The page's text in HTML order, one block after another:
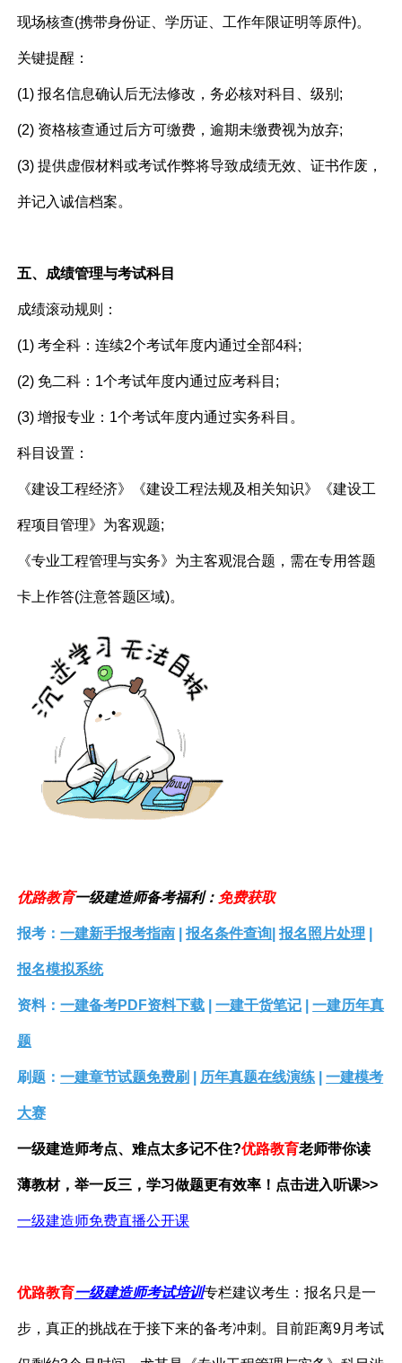
现场核查(携带身份证、学历证、工作年限证明等原件)。
关键提醒：
(1) 报名信息确认后无法修改，务必核对科目、级别;
(2) 资格核查通过后方可缴费，逾期未缴费视为放弃;
(3) 提供虚假材料或考试作弊将导致成绩无效、证书作废，
并记入诚信档案。
五、成绩管理与考试科目
成绩滚动规则：
(1) 考全科：连续2个考试年度内通过全部4科;
(2) 免二科：1个考试年度内通过应考科目;
(3) 增报专业：1个考试年度内通过实务科目。
科目设置：
《建设工程经济》《建设工程法规及相关知识》《建设工
程项目管理》为客观题;
《专业工程管理与实务》为主客观混合题，需在专用答题
卡上作答(注意答题区域)。
优路教育一级建造师备考福利： 免费获取
报考：一建新手报考指南 |报名条件查询 |报名照片处理
报名模拟系统
资料：一建备考PDF资料下载 |一建干货笔记 |一建历年真
题
刷题：一建章节试题免费刷 历年真题在线演练 |一建模考
大赛
一级建造师考点、难点太多记不住?优路教育老师带你读
薄教材，举一反三，学习做题更有效率！点击进入听课>>
一级建造师免费直播公开课
优路教育一级建造师考试培训专栏建议考生：报名只是一
步，真正的挑战在于接下来的备考冲刺。目前距离9月考试